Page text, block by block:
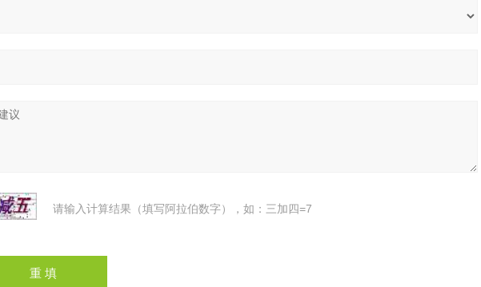
请输入计算结果（填写阿拉伯数字），如：三加四=7